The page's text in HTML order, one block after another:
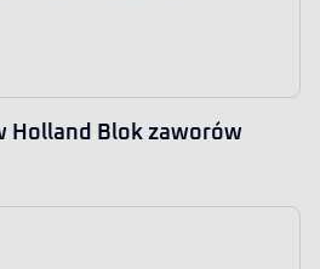
Holland Blok zaworów